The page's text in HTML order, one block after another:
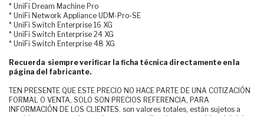
* UniFi Dream Machine Pro
* UniFi Network Appliance UDM-Pro-SE
* UniFi Switch Enterprise 16 XG
* UniFi Switch Enterprise 24 XG
* UniFi Switch Enterprise 48 XG
Recuerda siempre verificar la ficha técnica directamente en la
página del fabricante.
TEN PRESENTE QUE ESTE PRECIO NO HACE PARTE DE UNA COTIZACIÓN
FORMAL O VENTA, SOLO SON PRECIOS REFERENCIA, PARA
INFORMACIÓN DE LOS CLIENTES. son valores totales, están sujetos a